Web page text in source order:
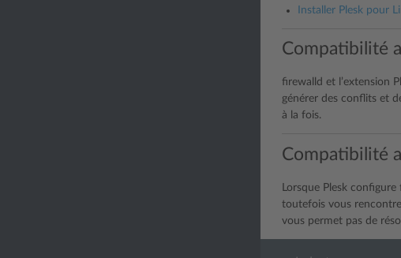
Installer Plesk pour
Compatibilité
firewalld et l’extension
générer des conflits et
à la fois.
Compatibilité
Lorsque Plesk
toutefois vous
vous permet pas de